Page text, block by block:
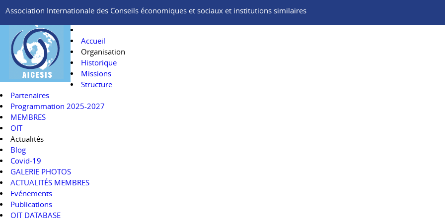
Association Internationale des Conseils économiques et sociaux et institutions similaires
Accueil
Organisation
Historique
Missions
Structure
Partenaires
Programmation 2025-2027
MEMBRES
OIT
Actualités
Blog
Covid-19
GALERIE PHOTOS
ACTUALITÉS MEMBRES
Evénements
Publications
OIT DATABASE